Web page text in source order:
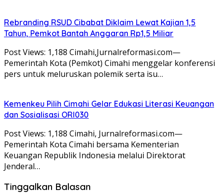
Rebranding RSUD Cibabat Diklaim Lewat Kajian 1,5
Tahun, Pemkot Bantah Anggaran Rp1,5 Miliar
Post Views: 1,188 Cimahi,Jurnalreformasi.com—
Pemerintah Kota (Pemkot) Cimahi menggelar konferensi
pers untuk meluruskan polemik serta isu…
Kemenkeu Pilih Cimahi Gelar Edukasi Literasi Keuangan
dan Sosialisasi ORI030
Post Views: 1,188 Cimahi, Jurnalreformasi.com—
Pemerintah Kota Cimahi bersama Kementerian
Keuangan Republik Indonesia melalui Direktorat
Jenderal…
Tinggalkan Balasan